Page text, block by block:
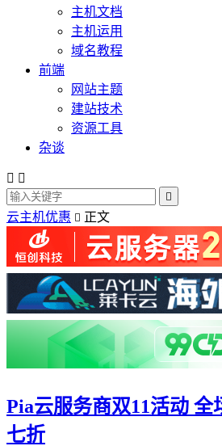
主机文档
主机运用
域名教程
前端
网站主题
建站技术
资源工具
杂谈
 

云主机优惠  正文
Pia云服务商双11活动 全
七折